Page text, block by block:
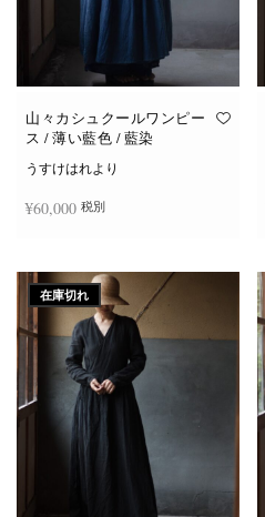
山々カシュクールワンピー
ス / 薄い藍色 / 藍染
うすけはれより
¥60,000 税別
在庫切れ